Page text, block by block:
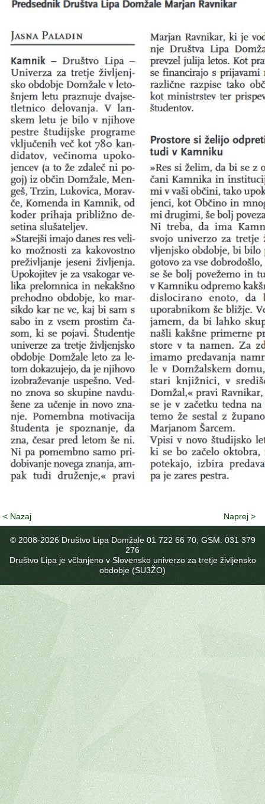
< Nazaj Naprej >
© 2008-2026 Društvo Lipa Domžale 01 722 66 70, GSM: 031 379
276
Društvo Lipa je včlanjeno v Slovensko univerzo za tretje življensko
obdobje (SU3ŽO)